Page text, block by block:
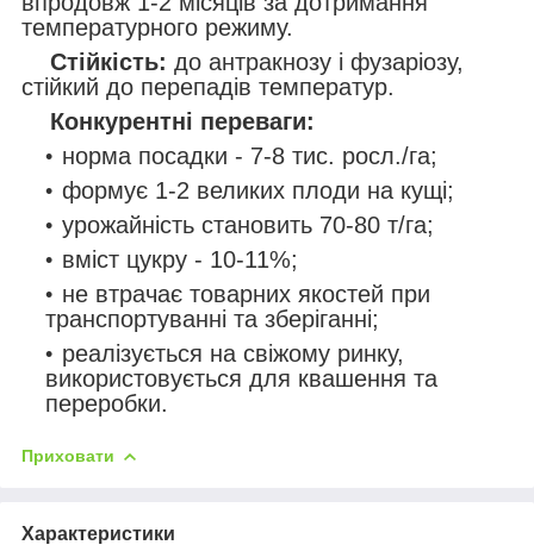
температурного режиму.
Стійкість: до антракнозу і фузаріозу,
стійкий до перепадів температур.
Конкурентні переваги:
норма посадки - 7-8 тис. росл./га;
формує 1-2 великих плоди на кущі;
урожайність становить 70-80 т/га;
вміст цукру - 10-11%;
не втрачає товарних якостей при
транспортуванні та зберіганні;
реалізується на свіжому ринку,
використовується для квашення та
переробки.
Приховати
Характеристики